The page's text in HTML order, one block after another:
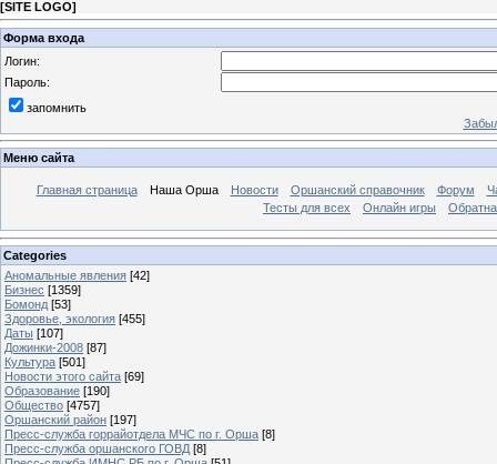
[SITE LOGO]
Форма входа
Логин:
Пароль:
запомнить
Меню сайта
Главная страница Наша Орша Новости Оршанский справочник Форум
Тесты для всех
Онлайн игры
Categories
Аномальные явления [42]
Бизнес [1359]
Бомонд [53]
Здоровье, экология [455]
Даты [107]
Дожинки-2008 [87]
Культура [501]
Новости этого сайта [69]
Образование [190]
Общество [4757]
Оршанский район [197]
Пресс-служба горрайотдела МЧС по г. Орша [8]
Пресс-служба оршанского ГОВД [8]